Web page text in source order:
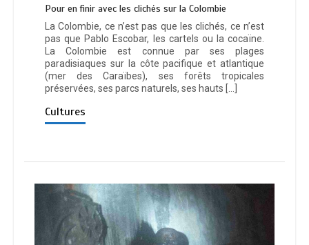
Pour en finir avec les clichés sur la Colombie
La Colombie, ce n’est pas que les clichés, ce n’est
pas que Pablo Escobar, les cartels ou la cocaïne.
La Colombie est connue par ses plages
paradisiaques sur la côte pacifique et atlantique
(mer des Caraïbes), ses forêts tropicales
préservées, ses parcs naturels, ses hauts […]
Cultures